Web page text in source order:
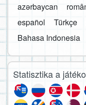
azərbaycan
español
Türkçe
Bahasa Indonesia
Statisztika a